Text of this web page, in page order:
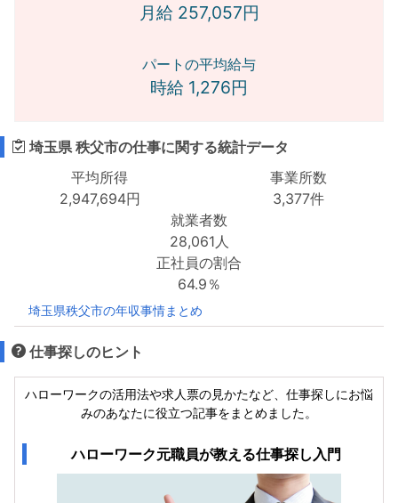
月給 257,057円
パートの平均給与
時給 1,276円
埼玉県 秩父市の仕事に関する統計データ
平均所得
2,947,694円
事業所数
3,377件
就業者数
28,061人
正社員の割合
64.9％
埼玉県秩父市の年収事情まとめ
仕事探しのヒント
ハローワークの活用法や求人票の見かたなど、仕事探しにお悩
みのあなたに役立つ記事をまとめました。
ハローワーク元職員が教える仕事探し入門